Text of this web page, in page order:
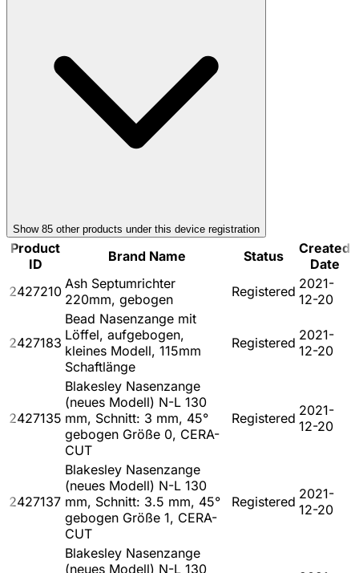
Show 85 other products under this device registration
Product
ID
Brand Name Status
Created
Date
2427210 Ash Septumrichter
220mm, gebogen
Registered 2021-
12-20
2427183
Bead Nasenzange mit
Löffel, aufgebogen,
kleines Modell, 115mm
Schaftlänge
Registered 2021-
12-20
2427135
Blakesley Nasenzange
(neues Modell) N-L 130
mm, Schnitt: 3 mm, 45°
gebogen Größe 0, CERA-
CUT
Registered 2021-
12-20
2427137
Blakesley Nasenzange
(neues Modell) N-L 130
mm, Schnitt: 3.5 mm, 45°
gebogen Größe 1, CERA-
CUT
Registered 2021-
12-20
Blakesley Nasenzange
(neues Modell) N-L 130